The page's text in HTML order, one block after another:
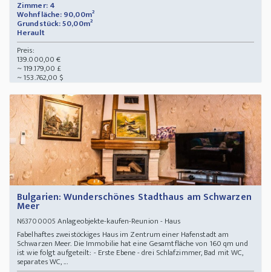
Zimmer: 4
Wohnfläche: 90,00m²
Grundstück: 50,00m²
Herault
Preis:
139.000,00 €
~ 119.179,00 £
~ 153.762,00 $
Bulgarien: Wunderschönes Stadthaus am Schwarzen
Meer
N63700005 Anlageobjekte-kaufen-Reunion - Haus
Fabelhaftes zweistöckiges Haus im Zentrum einer Hafenstadt am
Schwarzen Meer. Die Immobilie hat eine Gesamtfläche von 160 qm und
ist wie folgt aufgeteilt: - Erste Ebene - drei Schlafzimmer, Bad mit WC,
separates WC, ...